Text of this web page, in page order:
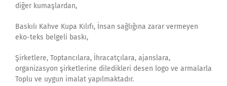
diğer kumaşlardan,
Baskılı Kahve Kupa Kılıfı, İnsan sağlığına zarar vermeyen
eko-teks belgeli baskı,
Şirketlere, Toptancılara, İhracatçılara, ajanslara,
organizasyon şirketlerine diledikleri desen logo ve armalarla
Toplu ve uygun imalat yapılmaktadır.